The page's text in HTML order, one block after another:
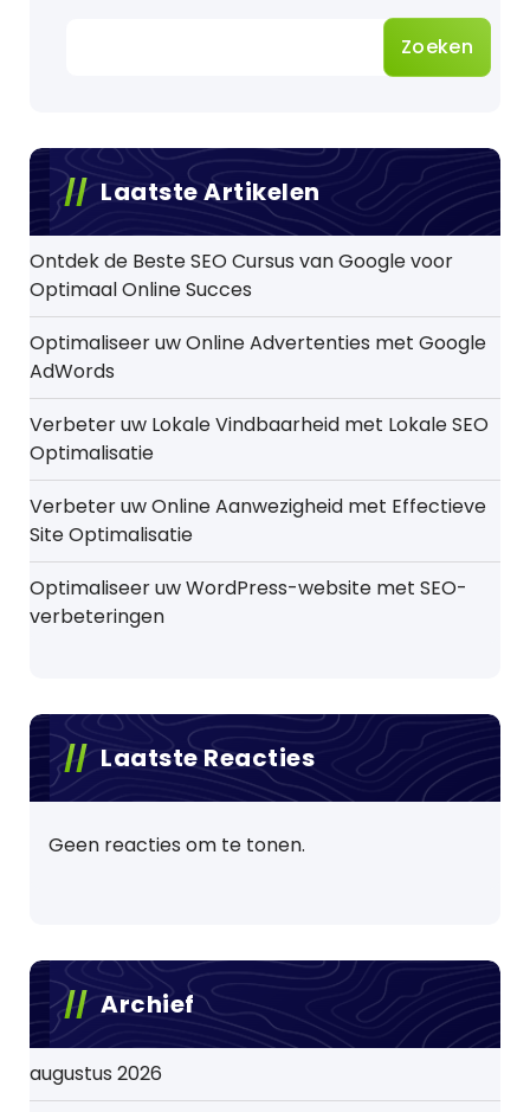
Zoeken
Laatste Artikelen
Ontdek de Beste SEO Cursus van Google voor
Optimaal Online Succes
Optimaliseer uw Online Advertenties met Google
AdWords
Verbeter uw Lokale Vindbaarheid met Lokale SEO
Optimalisatie
Verbeter uw Online Aanwezigheid met Effectieve
Site Optimalisatie
Optimaliseer uw WordPress-website met SEO-
verbeteringen
Laatste Reacties
Geen reacties om te tonen.
Archief
augustus 2026